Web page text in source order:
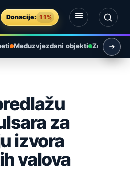
Donacije: 11%
Međuzvjezdani objekti Zemlja i
za
izvora
valova